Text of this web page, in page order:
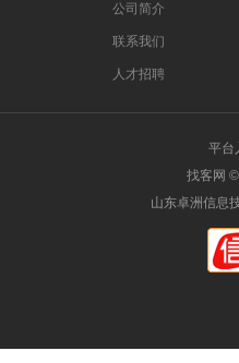
公司简介
联系我们
人才招聘
平台
找客网
山东卓洲信息